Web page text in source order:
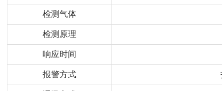
检测气体
检测原理
响应时间
报警方式